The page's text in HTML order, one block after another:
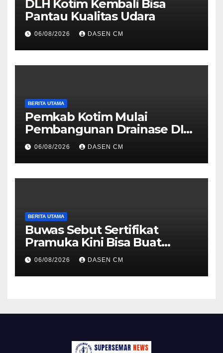
DLH Kotim Kembali Bisa
Pantau Kualitas Udara
06/08/2026 DASEN CM
BERITA UTAMA
Pemkab Kotim Mulai
Pembangunan Drainase DI
Pandjaitan Akhir Agustus
06/08/2026 DASEN CM
BERITA UTAMA
Buwas Sebut Sertifikat
Pramuka Kini Bisa Buat
Daftar TNI-Polri Tanpa Tes
06/08/2026 DASEN CM